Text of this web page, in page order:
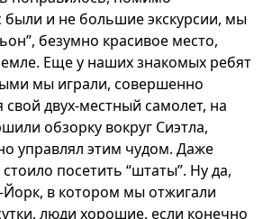
были и не большие экскурсии, мы
безумно красивое место,
Еще у наших знакомых ребят
мы играли, совершенно
свой двух-местный самолет, на
обзорку вокруг Сиэтла,
управлял этим чудом. Даже
посетить “штаты”. Ну да,
в котором мы отжигали
люди хорошие, если конечно